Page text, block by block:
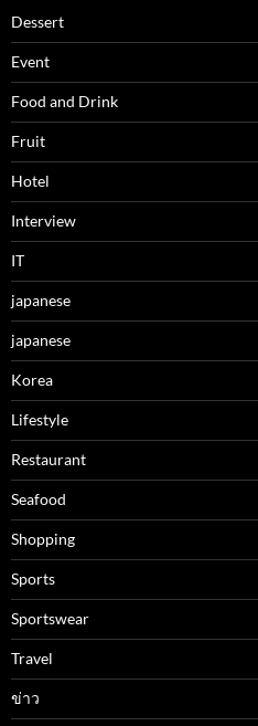
Dessert
Event
Food and Drink
Fruit
Hotel
Interview
IT
japanese
japanese
Korea
Lifestyle
Restaurant
Seafood
Shopping
Sports
Sportswear
Travel
ข่าว